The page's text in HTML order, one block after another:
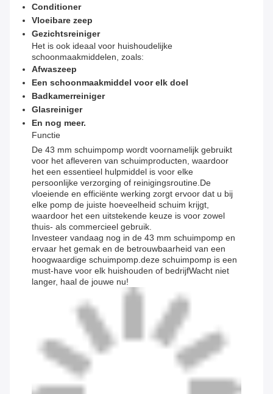
Conditioner
Vloeibare zeep
Gezichtsreiniger
Het is ook ideaal voor huishoudelijke
schoonmaakmiddelen, zoals:
Afwaszeep
Een schoonmaakmiddel voor elk doel
Badkamerreiniger
Glasreiniger
En nog meer.
Functie
De 43 mm schuimpomp wordt voornamelijk gebruikt
voor het afleveren van schuimproducten, waardoor
het een essentieel hulpmiddel is voor elke
persoonlijke verzorging of reinigingsroutine.De
vloeiende en efficiënte werking zorgt ervoor dat u bij
elke pomp de juiste hoeveelheid schuim krijgt,
waardoor het een uitstekende keuze is voor zowel
thuis- als commercieel gebruik.
Investeer vandaag nog in de 43 mm schuimpomp en
ervaar het gemak en de betrouwbaarheid van een
hoogwaardige schuimpomp.deze schuimpomp is een
must-have voor elk huishouden of bedrijfWacht niet
langer, haal de jouwe nu!